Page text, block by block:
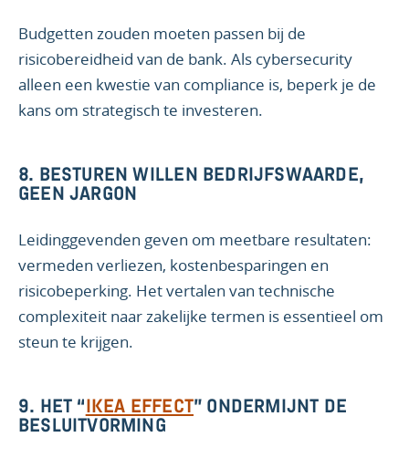
Budgetten zouden moeten passen bij de
risicobereidheid van de bank. Als cybersecurity
alleen een kwestie van compliance is, beperk je de
kans om strategisch te investeren.
8. BESTUREN WILLEN BEDRIJFSWAARDE,
GEEN JARGON
Leidinggevenden geven om meetbare resultaten:
vermeden verliezen, kostenbesparingen en
risicobeperking. Het vertalen van technische
complexiteit naar zakelijke termen is essentieel om
steun te krijgen.
9. HET “IKEA EFFECT” ONDERMIJNT DE
BESLUITVORMING